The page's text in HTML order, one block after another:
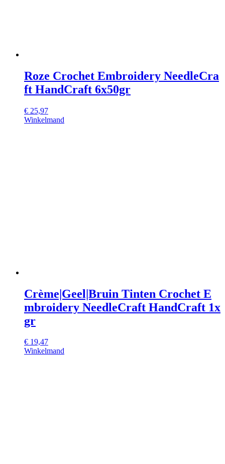
Roze Crochet Embroidery NeedleCra
ft HandCraft 6x50gr
€ 25,97
Winkelmand
Crème|Geel|Bruin Tinten Crochet E
mbroidery NeedleCraft HandCraft 1x
gr
€ 19,47
Winkelmand